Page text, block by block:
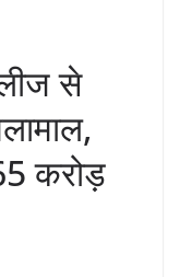
से
करोड़